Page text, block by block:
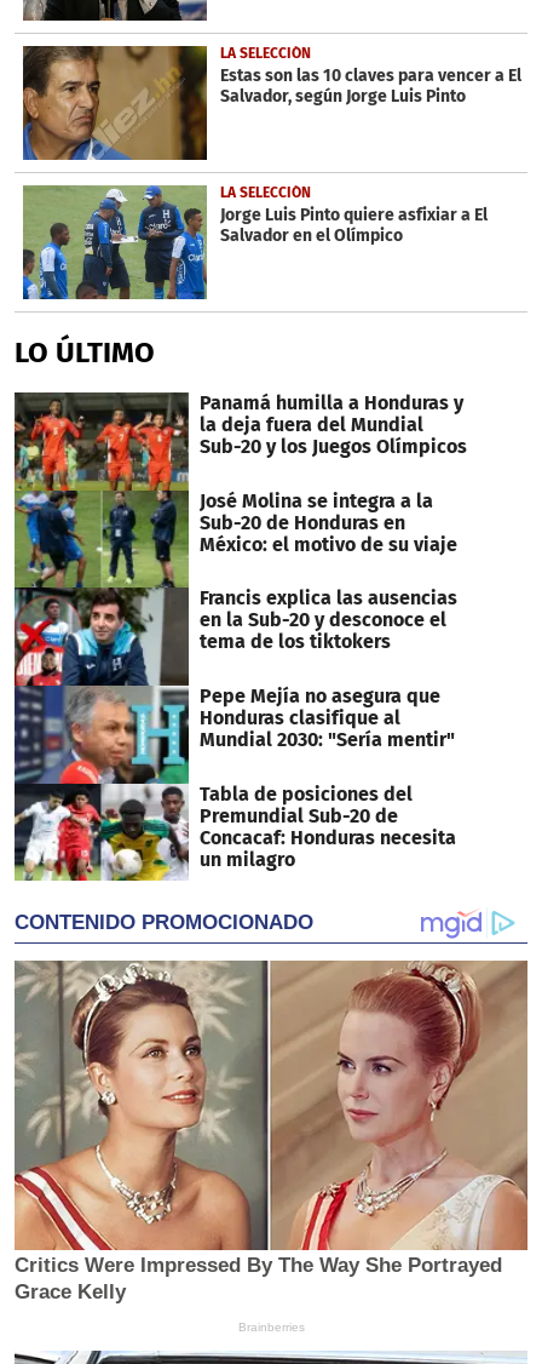
LA SELECCIÓN
Estas son las 10 claves para vencer a El
Salvador, según Jorge Luis Pinto
LA SELECCIÓN
Jorge Luis Pinto quiere asfixiar a El
Salvador en el Olímpico
LO ÚLTIMO
Panamá humilla a Honduras y
la deja fuera del Mundial
Sub-20 y los Juegos Olímpicos
José Molina se integra a la
Sub-20 de Honduras en
México: el motivo de su viaje
Francis explica las ausencias
en la Sub-20 y desconoce el
tema de los tiktokers
Pepe Mejía no asegura que
Honduras clasifique al
Mundial 2030: "Sería mentir"
Tabla de posiciones del
Premundial Sub-20 de
Concacaf: Honduras necesita
un milagro